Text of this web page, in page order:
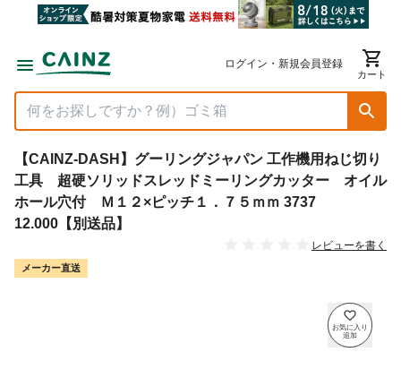
ログイン・新規会員登録
カート
【CAINZ-DASH】グーリングジャパン 工作機用ねじ切り
工具 超硬ソリッドスレッドミーリングカッター オイル
ホール穴付 Ｍ１２×ピッチ１．７５ｍｍ 3737
12.000【別送品】
レビューを書く
メーカー直送